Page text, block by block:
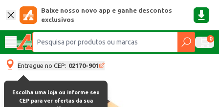
Baixe nosso novo app e ganhe descontos
exclusivos
0
Entregue no CEP: 02170-901
Escolha uma loja ou informe seu
CEP para ver ofertas da sua